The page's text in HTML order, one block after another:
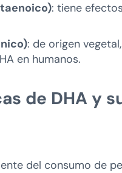
: tiene
: de origen
en humanos.
de DHA y
del consumo de